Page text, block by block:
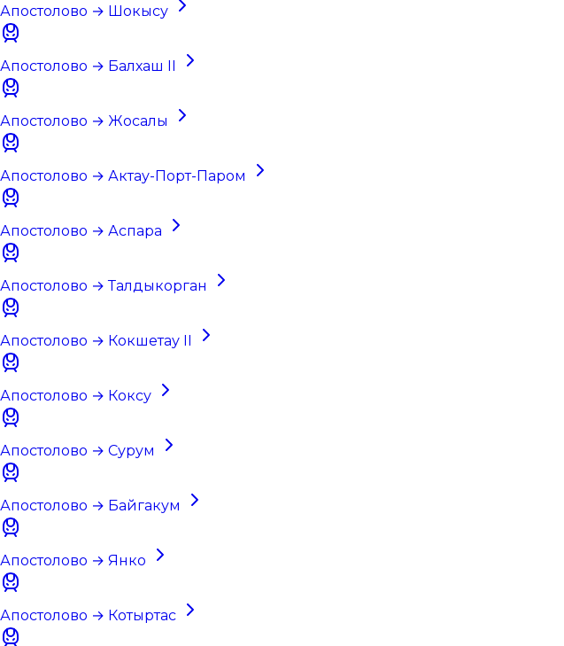
Апостолово → Шокысу
Апостолово → Балхаш II
Апостолово → Жосалы
Апостолово → Актау-Порт-Паром
Апостолово → Аспара
Апостолово → Талдыкорган
Апостолово → Кокшетау II
Апостолово → Коксу
Апостолово → Сурум
Апостолово → Байгакум
Апостолово → Янко
Апостолово → Котыртас